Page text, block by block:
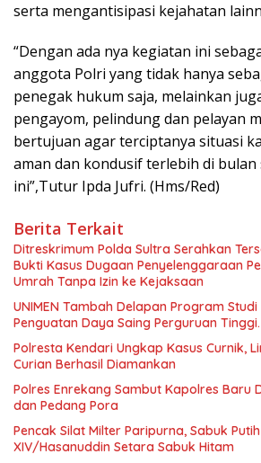
serta mengantisipasi kejahatan
“Dengan ada nya kegiatan ini
anggota Polri yang tidak hanya
penegak hukum saja, melainkan
pengayom, pelindung dan pelayan
bertujuan agar terciptanya situasi
aman dan kondusif terlebih di bulan
ini”,Tutur Ipda Jufri. (Hms/Red)
Berita Terkait
Ditreskrimum Polda Sultra Serahkan
Bukti Kasus Dugaan Penyelenggaraan
Umrah Tanpa Izin ke Kejaksaan
UNIMEN Tambah Delapan Program Studi
Penguatan Daya Saing Perguruan Tinggi.
Polresta Kendari Ungkap Kasus Curnik,
Curian Berhasil Diamankan
Polres Enrekang Sambut Kapolres Baru
dan Pedang Pora
Pencak Silat Milter Paripurna, Sabuk
XIV/Hasanuddin Setara Sabuk Hitam